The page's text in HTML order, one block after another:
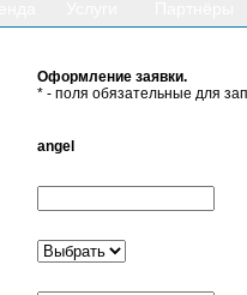
Оформление заявки.
* - поля обязательные для
angel